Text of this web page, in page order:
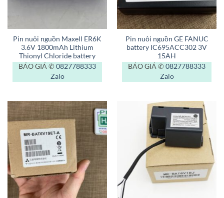
Pin nuôi nguồn Maxell ER6K
3.6V 1800mAh Lithium
Thionyl Chloride battery
BÁO GIÁ ✆ 0827788333
Zalo
Pin nuôi nguồn GE FANUC
battery IC695ACC302 3V
15AH
BÁO GIÁ ✆ 0827788333
Zalo